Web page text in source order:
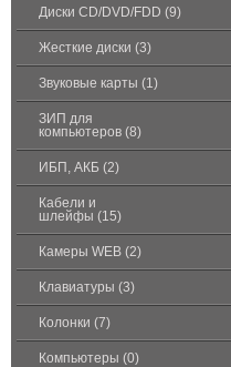
Диски CD/DVD/FDD (9)
Жесткие диски (3)
Звуковые карты (1)
ЗИП для
компьютеров (8)
ИБП, АКБ (2)
Кабели и
шлейфы (15)
Камеры WEB (2)
Клавиатуры (3)
Колонки (7)
Компьютеры (0)